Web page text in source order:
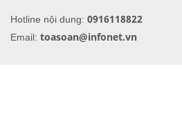
Hotline nội dung: 0916118822
Email: toasoan@infonet.vn